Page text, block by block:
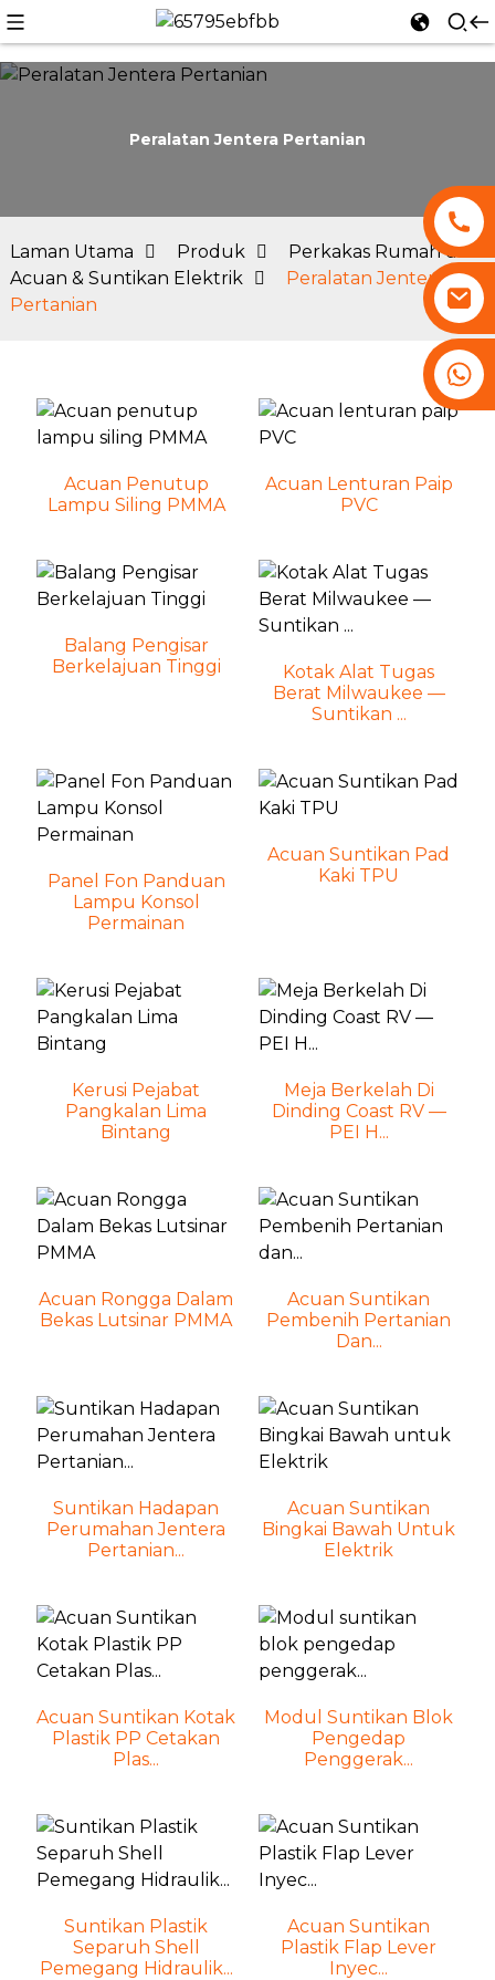
Peralatan Jentera Pertanian
Laman Utama Produk
Perkakas Rumah dan
Acuan & Suntikan Elektrik
Peralatan Jentera
Pertanian
Acuan Penutup
Lampu Siling PMMA
Acuan Lenturan Paip
PVC
Balang Pengisar
Berkelajuan Tinggi
Kotak Alat Tugas
Berat Milwaukee —
Suntikan ...
Panel Fon Panduan
Lampu Konsol
Permainan
Acuan Suntikan Pad
Kaki TPU
Kerusi Pejabat
Pangkalan Lima
Bintang
Meja Berkelah Di
Dinding Coast RV —
PEI H...
Acuan Rongga Dalam
Bekas Lutsinar PMMA
Acuan Suntikan
Pembenih Pertanian
Dan...
Suntikan Hadapan
Perumahan Jentera
Pertanian...
Acuan Suntikan
Bingkai Bawah Untuk
Elektrik
Acuan Suntikan Kotak
Plastik PP Cetakan
Plas...
Modul Suntikan Blok
Pengedap
Penggerak...
Suntikan Plastik
Separuh Shell
Pemegang Hidraulik...
Acuan Suntikan
Plastik Flap Lever
Inyec...